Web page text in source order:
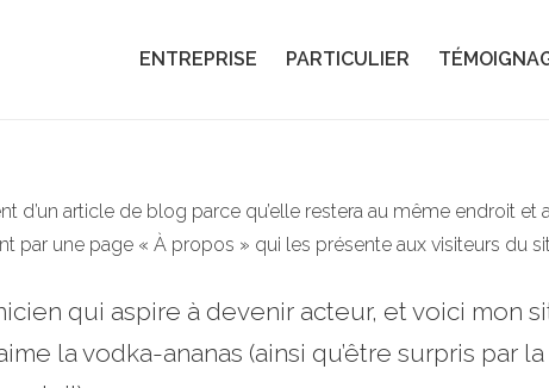
ENTREPRISE PARTICULIER
d’un article de blog parce qu’elle restera au même endroit
par une page « À propos » qui les présente aux visiteurs du
qui aspire à devenir acteur, et voici mon
la vodka-ananas (ainsi qu’être surpris